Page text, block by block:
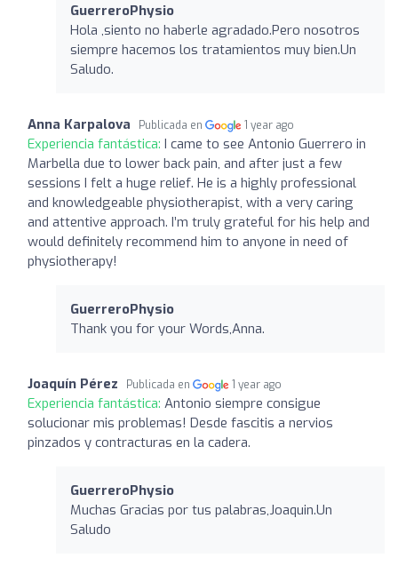
GuerreroPhysio
Hola ,siento no haberle agradado.Pero nosotros
siempre hacemos los tratamientos muy bien.Un
Saludo.
Anna Karpalova Publicada en 1 year ago
Experiencia fantástica: I came to see Antonio Guerrero in
Marbella due to lower back pain, and after just a few
sessions I felt a huge relief. He is a highly professional
and knowledgeable physiotherapist, with a very caring
and attentive approach. I’m truly grateful for his help and
would definitely recommend him to anyone in need of
physiotherapy!
GuerreroPhysio
Thank you for your Words,Anna.
Joaquín Pérez Publicada en 1 year ago
Experiencia fantástica: Antonio siempre consigue
solucionar mis problemas! Desde fascitis a nervios
pinzados y contracturas en la cadera.
GuerreroPhysio
Muchas Gracias por tus palabras,Joaquin.Un
Saludo